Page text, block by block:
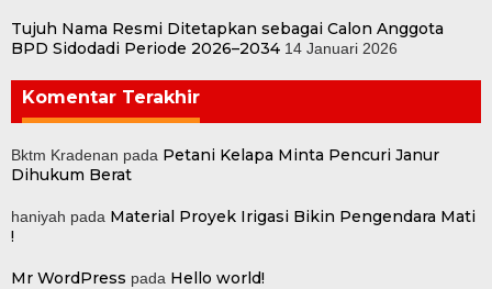
Tujuh Nama Resmi Ditetapkan sebagai Calon Anggota
BPD Sidodadi Periode 2026–2034 14 Januari 2026
Komentar Terakhir
Bktm Kradenan pada Petani Kelapa Minta Pencuri Janur
Dihukum Berat
haniyah pada Material Proyek Irigasi Bikin Pengendara Mati
!
Mr WordPress pada Hello world!